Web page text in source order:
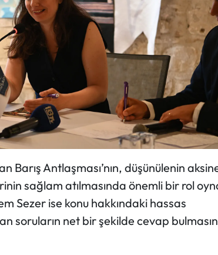
Barış Antlaşması’nın, düşünülenin
sağlam atılmasında önemli bir rol
Sezer ise konu hakkındaki hassas
soruların net bir şekilde cevap